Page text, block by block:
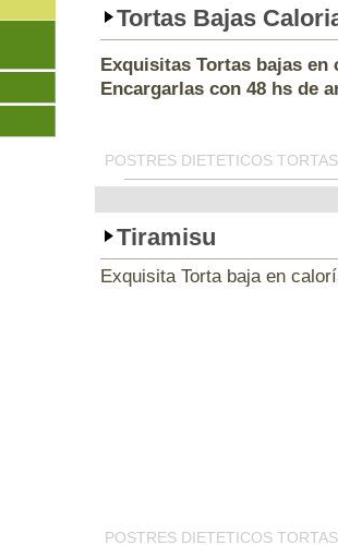
Tortas Bajas
Exquisitas Tortas bajas
Encargarlas con 48 hs de
POSTRES DIETETICOS
Tiramisu
Exquisita Torta baja en
POSTRES DIETETICOS